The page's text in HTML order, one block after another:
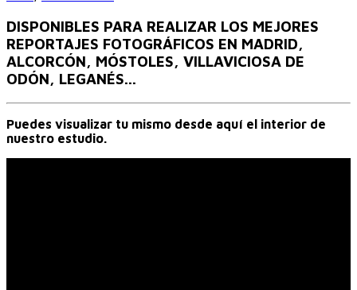
DISPONIBLES PARA REALIZAR LOS MEJORES
REPORTAJES FOTOGRÁFICOS EN MADRID,
ALCORCÓN, MÓSTOLES, VILLAVICIOSA DE
ODÓN, LEGANÉS...
Puedes visualizar tu mismo desde aquí el interior de
nuestro estudio.